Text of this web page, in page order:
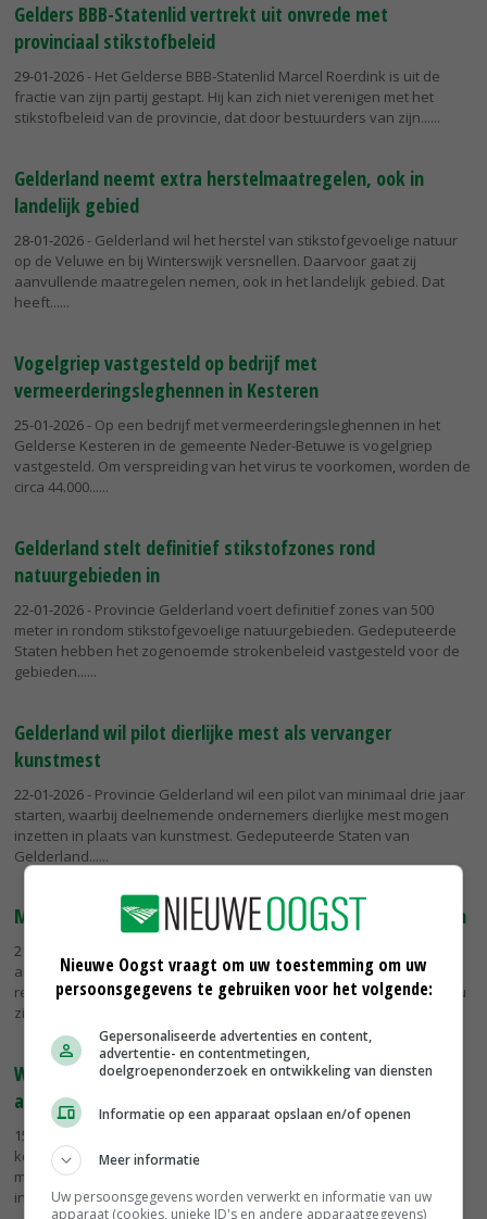
Gelders BBB-Statenlid vertrekt uit onvrede met
provinciaal stikstofbeleid
29-01-2026- Het Gelderse BBB-Statenlid Marcel Roerdink is uit de
fractie van zijn partij gestapt. Hij kan zich niet verenigen met het
stikstofbeleid van de provincie, dat door bestuurders van zijn...
Gelderland neemt extra herstelmaatregelen, ook in
landelijk gebied
28-01-2026- Gelderland wil het herstel van stikstofgevoelige natuur
op de Veluwe en bij Winterswijk versnellen. Daarvoor gaat zij
aanvullende maatregelen nemen, ook in het landelijk gebied. Dat
heeft...
Vogelgriep vastgesteld op bedrijf met
vermeerderingsleghennen in Kesteren
25-01-2026- Op een bedrijf met vermeerderingsleghennen in het
Gelderse Kesteren in de gemeente Neder-Betuwe is vogelgriep
vastgesteld. Om verspreiding van het virus te voorkomen, worden de
circa 44.000...
Gelderland stelt definitief stikstofzones rond
natuurgebieden in
22-01-2026- Provincie Gelderland voert definitief zones van 500
meter in rondom stikstofgevoelige natuurgebieden. Gedeputeerde
Staten hebben het zogenoemde strokenbeleid vastgesteld voor de
gebieden...
Gelderland wil pilot dierlijke mest als vervanger
kunstmest
22-01-2026- Provincie Gelderland wil een pilot van minimaal drie jaar
starten, waarbij deelnemende ondernemers dierlijke mest mogen
inzetten in plaats van kunstmest. Gedeputeerde Staten van
Gelderland...
Melkveehouder gaat na anderhalf jaar toch weer melken
21-01-2026
anderhalf jaar geleden te stoppen met melken. Door de wet- en
regelgeving zagen de melkveehouders het niet meer zitten, maar nu
zijn ze...
Winterswijkse melkveehouders passen bedrijfsvoering
aan
15-01-2026
koeien en een renderend bedrijf. Het klinkt te mooi om waar te zijn,
maar voor een aantal melkveehouders rondom Natura 2000-gebied
in...
Nieuwe Oogst vraagt om uw toestemming om uw
persoonsgegevens te gebruiken voor het volgende:
Gepersonaliseerde advertenties en content,
advertentie- en contentmetingen,
doelgroepenonderzoek en ontwikkeling van diensten
Informatie op een apparaat opslaan en/of openen
Meer informatie
Uw persoonsgegevens worden verwerkt en informatie van uw
apparaat (cookies, unieke ID's en andere apparaatgegevens)